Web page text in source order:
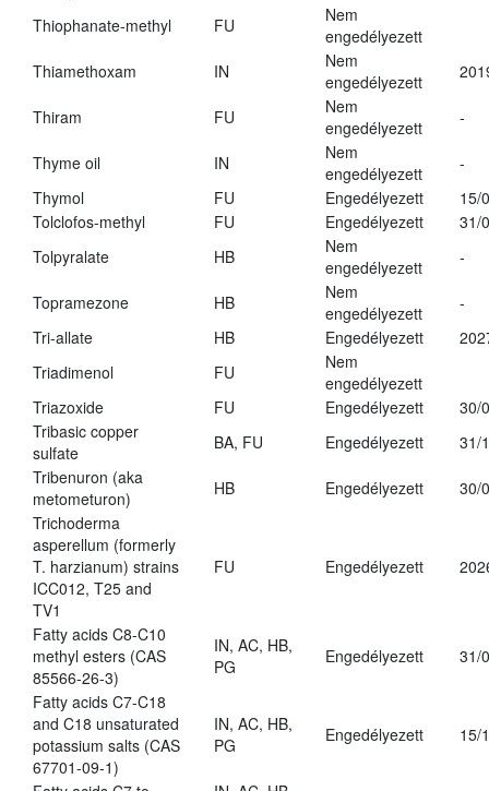
Thiophanate-methyl FU
Nem
engedélyezett
Thiamethoxam
IN
Nem
engedélyezett
Thiram FU
Nem
engedélyezett
-
Thyme oil IN
Nem
engedélyezett
-
Thymol
FU Engedélyezett
15/
Tolclofos-methyl
FU Engedélyezett
31/
Tolpyralate
HB
Nem
engedélyezett
-
Topramezone HB
Nem
engedélyezett
-
Tri-allate
HB Engedélyezett
Triadimenol
FU
Nem
engedélyezett
Triazoxide
FU Engedélyezett
30/
Tribasic copper
sulfate
BA, FU Engedélyezett
31/
Tribenuron (aka
metometuron)
HB Engedélyezett
30/
Trichoderma
asperellum (formerly
T. harzianum) strains
ICC012, T25 and
TV1
FU Engedélyezett
Fatty acids C8-C10
methyl esters (CAS
85566-26-3)
IN, AC, HB,
PG
Engedélyezett 31/
Fatty acids C7-C18
and C18 unsaturated
potassium salts (CAS
67701-09-1)
IN, AC, HB,
PG
Engedélyezett 15/